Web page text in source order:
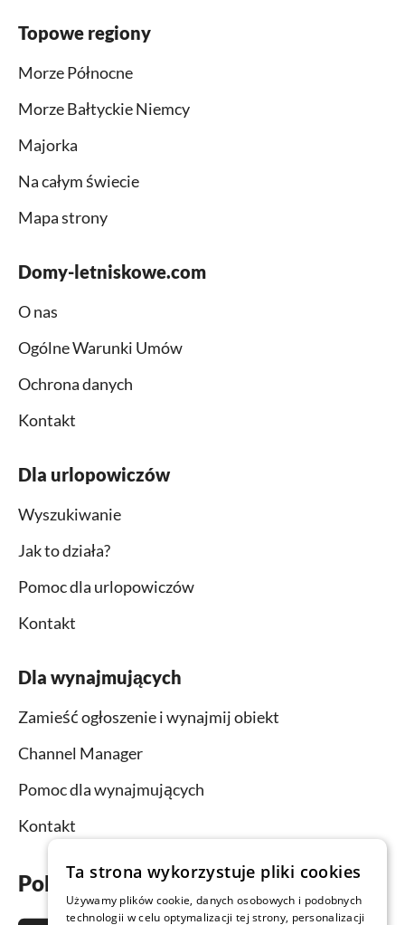
Topowe regiony
Morze Północne
Morze Bałtyckie Niemcy
Majorka
Na całym świecie
Mapa strony
Domy-letniskowe.com
O nas
Ogólne Warunki Umów
Ochrona danych
Kontakt
Dla urlopowiczów
Wyszukiwanie
Jak to działa?
Pomoc dla urlopowiczów
Kontakt
Dla wynajmujących
Zamieść ogłoszenie i wynajmij obiekt
Channel Manager
Pomoc dla wynajmujących
Kontakt
Pobierz aplikację już teraz
Ta strona wykorzystuje pliki cookies
Używamy plików cookie, danych osobowych i podobnych
technologii w celu optymalizacji tej strony, personalizacji